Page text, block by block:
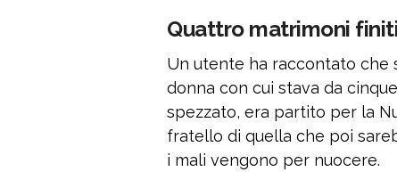
Quattro matrimoni
Un utente ha raccontato che
donna con cui stava da
spezzato, era partito per la
fratello di quella che poi
i mali vengono per nuocere.